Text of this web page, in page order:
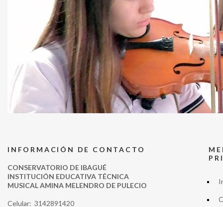
INFORMACIÓN DE CONTACTO
CONSERVATORIO DE IBAGUÉ
INSTITUCIÓN EDUCATIVA TÉCNICA
MUSICAL AMINA MELENDRO DE PULECIO
Celular: 3142891420